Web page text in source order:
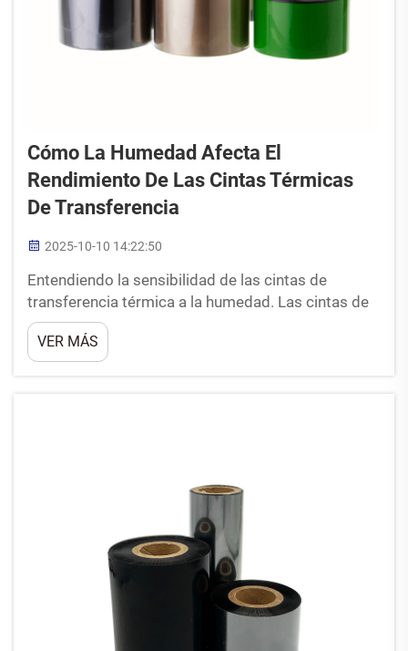
Cómo La Humedad Afecta El
Rendimiento De Las Cintas Térmicas
De Transferencia
2025-10-10 14:22:50
Entendiendo la sensibilidad de las cintas de
transferencia térmica a la humedad. Las cintas de
transferencia térmica presentan características de
rendimiento distintas en ambientes húmedos, lo
que requiere una consideración cuidadosa durante
VER MÁS